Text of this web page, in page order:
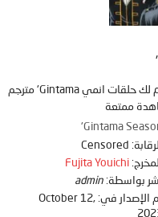
مرحبا بك في موقع انمي دار animedar نقدم لك حلقات انمي Gintama' مترجم
ممتعة
Gintama
الرقابة:
المخرج: Fujita Youichi
بواسطة: admin
الإصدار في: October 12,